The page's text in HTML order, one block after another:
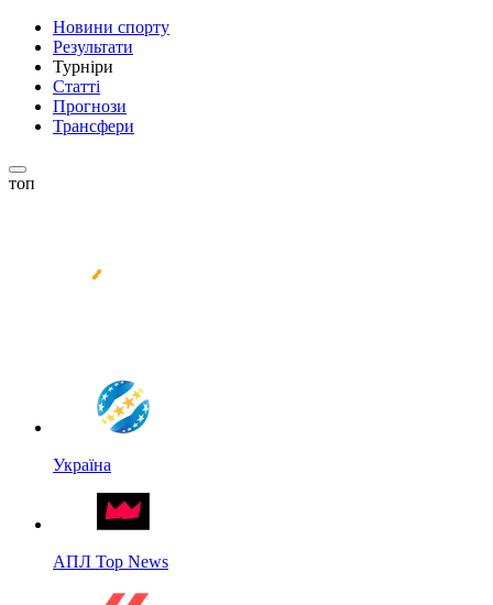
Новини спорту
Результати
Турніри
Статті
Прогнози
Трансфери
топ
Україна
АПЛ Top News